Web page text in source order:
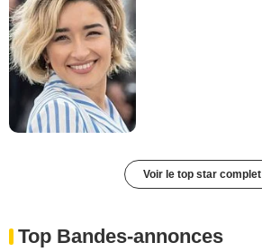
Voir le top star complet
Top Bandes-annonces